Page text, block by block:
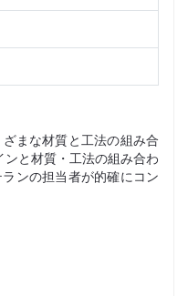
まな材質と工法の組み合
と材質・工法の組み合わ
ンの担当者が的確にコン